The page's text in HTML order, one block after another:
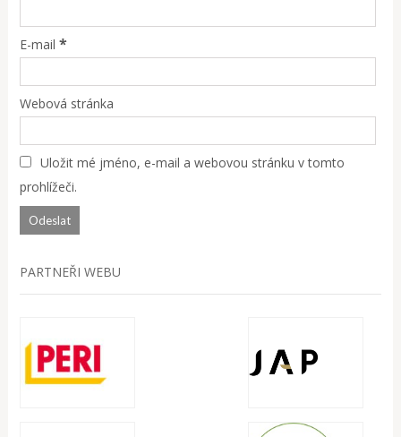
E-mail *
Webová stránka
Uložit mé jméno, e-mail a webovou stránku v tomto
prohlížeči.
PARTNEŘI WEBU